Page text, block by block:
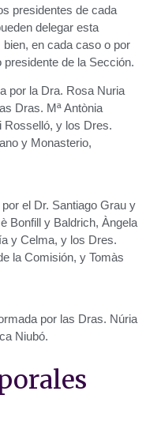
presidentes de cada
delegar esta
en cada caso o por
de la Sección.
por la Dra. Rosa Nuria
Dras. Mª Antònia
Rosselló, y los Dres.
y Monasterio,
el Dr. Santiago Grau y
Bonfill y Baldrich, Àngela
y Celma, y los Dres.
la Comisión, y Tomàs
por las Dras. Núria
Niubó.